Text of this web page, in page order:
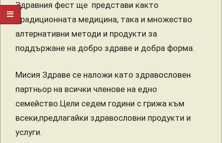
Здравния фест ще представи както
традиционната медицина, така и множество
алтернативни методи и продукти за
поддържане на добро здраве и добра форма.
Мисия Здраве се наложи като здравословен
партньор на всички членове на едно
семейство.Цели седем години с грижа към
всеки,предлагайки здравословни продукти и
услуги.